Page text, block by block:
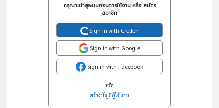
กรุณาเข้าสู่ระบบก่อนการใช้งาน หรือ สมัคร
สมาชิก
Sign in with Creden
Sign in with Google
Sign in with Facebook
หรือ
สร้างบัญชีผู้ใช้งาน